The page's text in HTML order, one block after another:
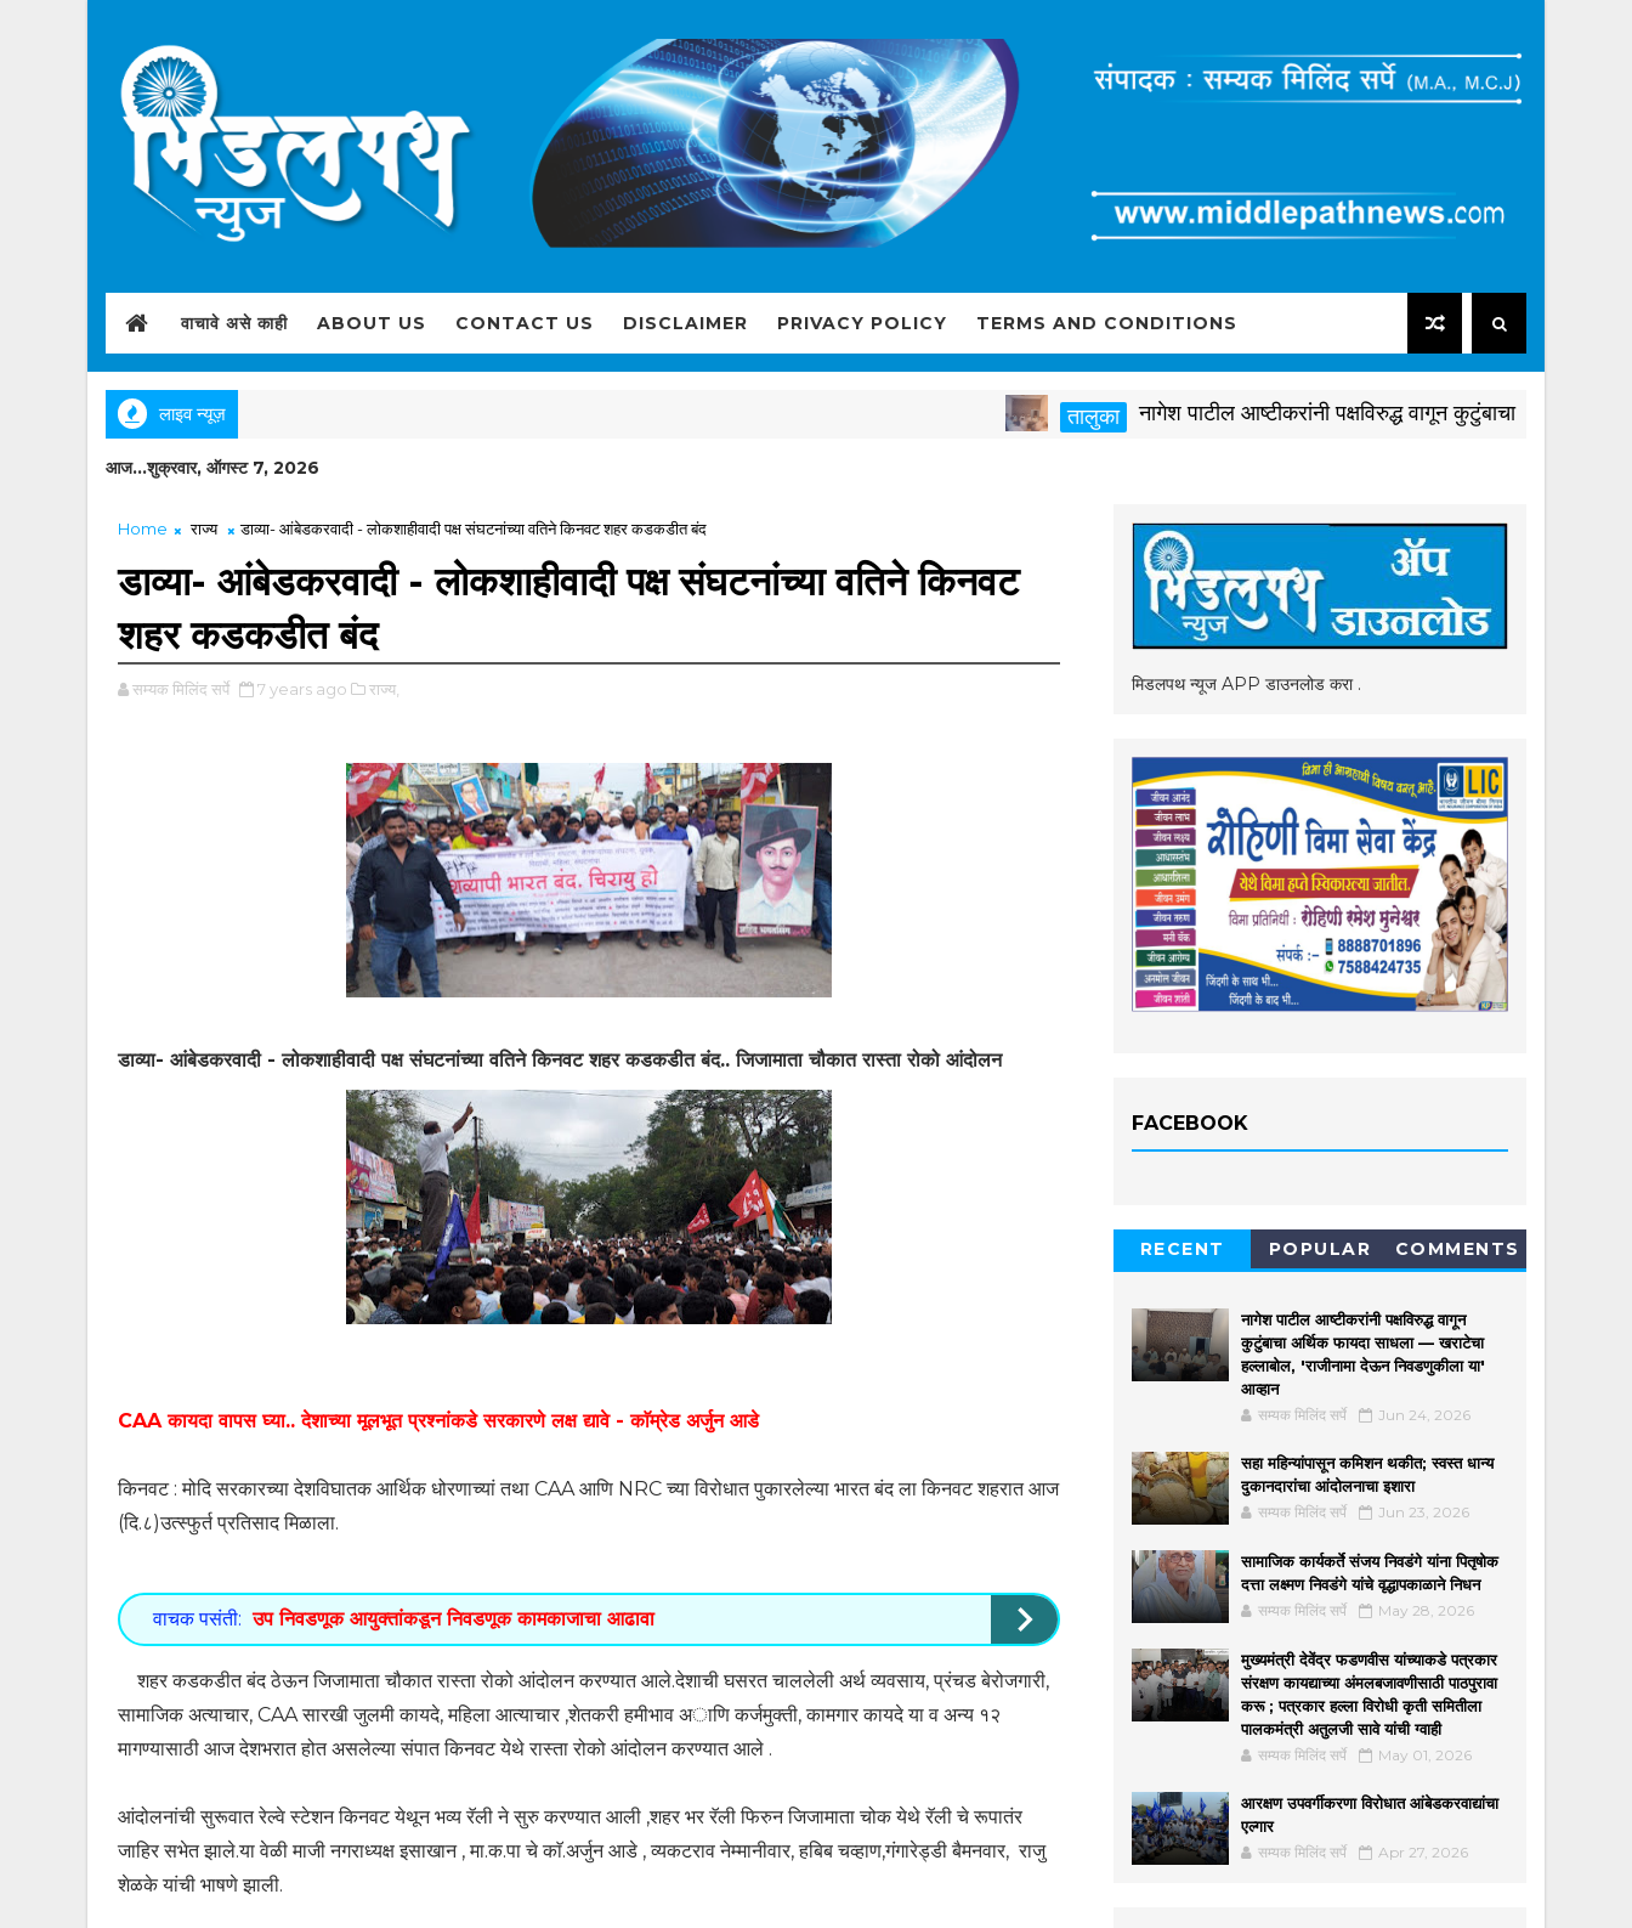
वाचावे असे काही ABOUT US CONTACT US DISCLAIMER PRIVACY POLICY TERMS AND CONDITIONS
लाइव न्यूज़ तालुका नागेश पाटील आष्टीकरांनी पक्षविरुद्ध वागून कुटुंबाचा अर्थिक फायदा
आज...शुक्रवार, ऑगस्ट 7, 2026
Home राज्य डाव्या- आंबेडकरवादी - लोकशाहीवादी पक्ष संघटनांच्या वतिने किनवट शहर कडकडीत बंद
डाव्या- आंबेडकरवादी - लोकशाहीवादी पक्ष संघटनांच्या वतिने किनवट
शहर कडकडीत बंद
सम्यक मिलिंद सर्पे 7 years ago राज्य,
डाव्या- आंबेडकरवादी - लोकशाहीवादी पक्ष संघटनांच्या वतिने किनवट शहर कडकडीत बंद.. जिजामाता चौकात रास्ता रोको आंदोलन
CAA कायदा वापस घ्या.. देशाच्या मूलभूत प्रश्नांकडे सरकारणे लक्ष द्यावे - काॅम्रेड अर्जुन आडे
किनवट : मोदि सरकारच्या देशविघातक आर्थिक धोरणाच्यां तथा CAA आणि NRC च्या विरोधात पुकारलेल्या भारत बंद ला किनवट शहरात आज
(दि.८)उत्स्फुर्त प्रतिसाद मिळाला.
वाचक पसंती: उप निवडणूक आयुक्तांकडून निवडणूक कामकाजाचा आढावा
शहर कडकडीत बंद ठेऊन जिजामाता चौकात रास्ता रोको आंदोलन करण्यात आले.देशाची घसरत चाललेली अर्थ व्यवसाय, प्रंचड बेरोजगारी,
सामाजिक अत्याचार, CAA सारखी जुलमी कायदे, महिला आत्याचार ,शेतकरी हमीभाव अाणि कर्जमुक्ती, कामगार कायदे या व अन्य १२
मागण्यासाठी आज देशभरात होत असलेल्या संपात किनवट येथे रास्ता रोको आंदोलन करण्यात आले .
आंदोलनांची सुरूवात रेल्वे स्टेशन किनवट येथून भव्य रॅली ने सुरु करण्यात आली ,शहर भर रॅली फिरुन जिजामाता चोक येथे रॅली चे रूपातंर
जाहिर सभेत झाले.या वेळी माजी नगराध्यक्ष इसाखान , मा.क.पा चे काॅ.अर्जुन आडे , व्यकटराव नेम्मानीवार, हबिब चव्हाण,गंगारेड्डी बैमनवार, राजु
शेळके यांची भाषणे झाली.
मिडलपथ न्यूज APP डाउनलोड करा .
FACEBOOK
RECENT POPULAR COMMENTS
नागेश पाटील आष्टीकरांनी पक्षविरुद्ध वागून
कुटुंबाचा अर्थिक फायदा साधला — खराटेचा
हल्लाबोल, 'राजीनामा देऊन निवडणुकीला या'
आव्हान
सम्यक मिलिंद सर्पे Jun 24, 2026
सहा महिन्यांपासून कमिशन थकीत; स्वस्त धान्य
दुकानदारांचा आंदोलनाचा इशारा
सम्यक मिलिंद सर्पे Jun 23, 2026
सामाजिक कार्यकर्ते संजय निवडंगे यांना पितृषोक
दत्ता लक्ष्मण निवडंगे यांचे वृद्धापकाळाने निधन
सम्यक मिलिंद सर्पे May 28, 2026
मुख्यमंत्री देवेंद्र फडणवीस यांच्याकडे पत्रकार
संरक्षण कायद्याच्या अंमलबजावणीसाठी पाठपुरावा
करू ; पत्रकार हल्ला विरोधी कृती समितीला
पालकमंत्री अतुलजी सावे यांची ग्वाही
सम्यक मिलिंद सर्पे May 01, 2026
आरक्षण उपवर्गीकरणा विरोधात आंबेडकरवाद्यांचा
एल्गार
सम्यक मिलिंद सर्पे Apr 27, 2026